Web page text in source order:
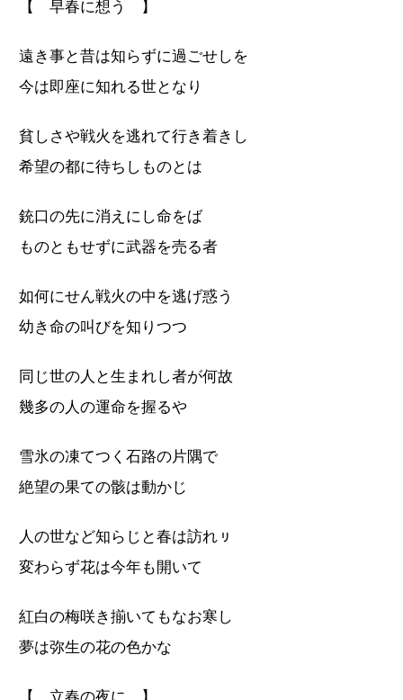
【 早春に想う 】
遠き事と昔は知らずに過ごせしを
今は即座に知れる世となり
貧しさや戦火を逃れて行き着きし
希望の都に待ちしものとは
銃口の先に消えにし命をば
ものともせずに武器を売る者
如何にせん戦火の中を逃げ惑う
幼き命の叫びを知りつつ
同じ世の人と生まれし者が何故
幾多の人の運命を握るや
雪氷の凍てつく石路の片隅で
絶望の果ての骸は動かじ
人の世など知らじと春は訪れㇼ
変わらず花は今年も開いて
紅白の梅咲き揃いてもなお寒し
夢は弥生の花の色かな